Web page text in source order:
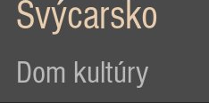
Švýcarsko
Dom kultúry